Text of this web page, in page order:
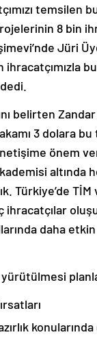
temsilen
8 bin
Jüri
ihracatçımızla
belirten
3 dolara
önem
altında
Türkiye’de
ihracatçılar
daha